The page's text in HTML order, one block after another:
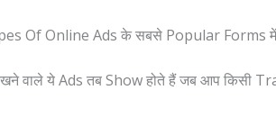
Of Online Ads के सबसे Popular Forms में
वाले ये Ads तब Show होते हैं जब आप किसी